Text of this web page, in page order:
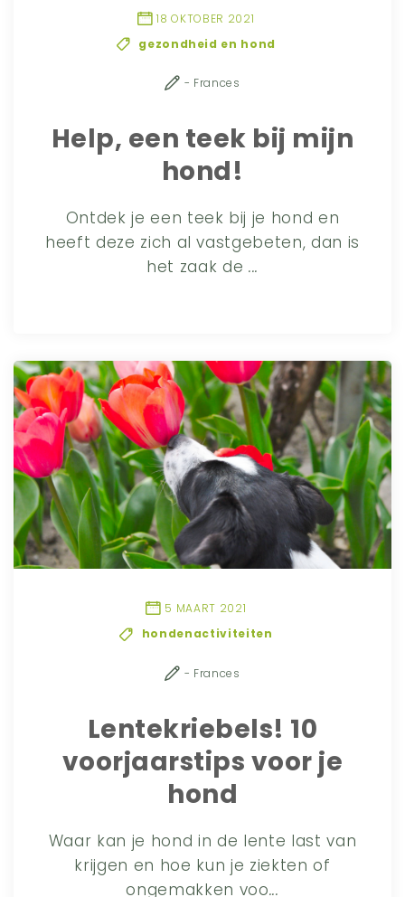
18 OKTOBER 2021
gezondheid en hond
- Frances
Help, een teek bij mijn
hond!
Ontdek je een teek bij je hond en
heeft deze zich al vastgebeten, dan is
het zaak de ...
5 MAART 2021
hondenactiviteiten
- Frances
Lentekriebels! 10
voorjaarstips voor je
hond
Waar kan je hond in de lente last van
krijgen en hoe kun je ziekten of
ongemakken voo...